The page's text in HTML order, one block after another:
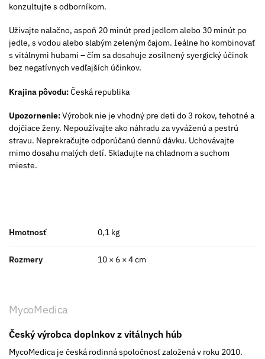
konzultujte s odborníkom.
Užívajte nalačno, aspoň 20 minút pred jedlom alebo 30 minút po
jedle, s vodou alebo slabým zeleným čajom. Ieálne ho kombinovať
s vitálnymi hubami – čím sa dosahuje zosilnený syergický účinok
bez negatívnych vedľajších účinkov.
Krajina pôvodu:Česká republika
Upozornenie:Výrobok nie je vhodný pre deti do 3 rokov, tehotné a
dojčiace ženy. Nepoužívajte ako náhradu za vyváženú a pestrú
stravu. Neprekračujte odporúčanú dennú dávku. Uchovávajte
mimo dosahu malých detí. Skladujte na chladnom a suchom
mieste.
Hmotnosť 0,1 kg
Rozmery 10 × 6 × 4 cm
MycoMedica
Český výrobca doplnkov z vitálnych húb
​MycoMedica je česká rodinná spoločnosť založená v roku 2010.